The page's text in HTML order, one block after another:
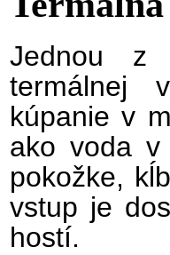
Jednou z
termálnej
kúpanie v
ako voda v
pokožke,
vstup je
hostí.